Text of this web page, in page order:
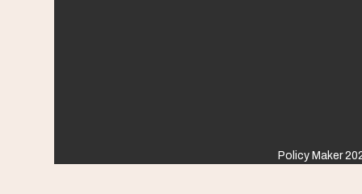
Policy Maker